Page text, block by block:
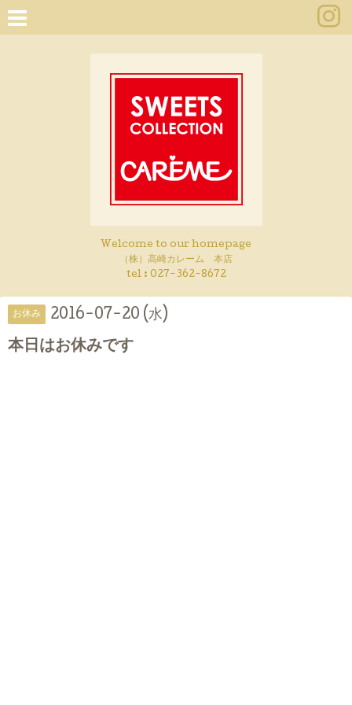
Welcome to our homepage
（株）高崎カレーム 本店
tel : 027-362-8672
お休み 2016-07-20 (水)
本日はお休みです